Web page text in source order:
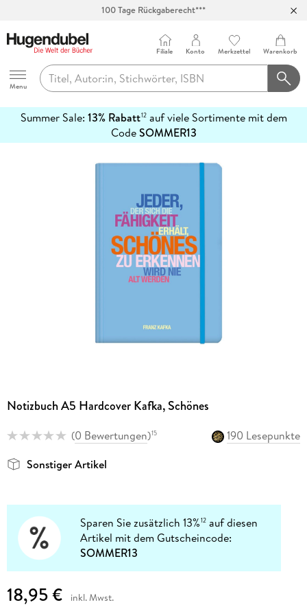
100 Tage Rückgaberecht***
Hugendubel
Menu
Filiale Konto Merkzettel Warenkorb
Summer Sale: 13% Rabatt12auf viele Sortimente mit dem
CodeSOMMER13
erfahren
Notizbuch A5 Hardcover Kafka, Schönes
(0 Bewertungen)15
190 Lesepunkte
Sonstiger Artikel
Sparen Sie zusätzlich 13%12 auf diesen
Artikel mit dem Gutscheincode:
SOMMER13
18,95 € inkl. Mwst.